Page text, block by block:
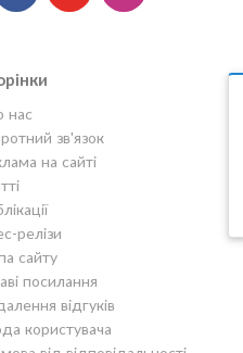
нас
зв'язок
на сайті
релізи
сайту
посилання
відгуків
користувача